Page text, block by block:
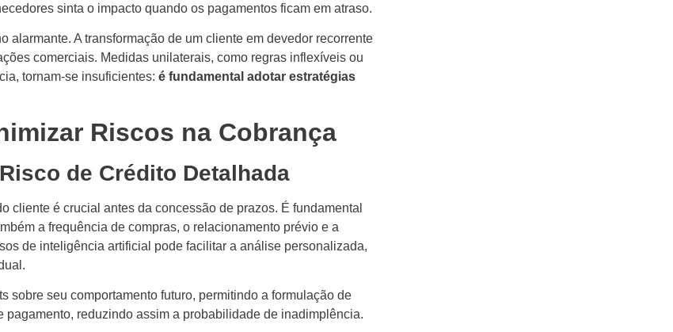
sinta o impacto quando os pagamentos ficam em atraso.
alarmante. A transformação de um cliente em devedor recorrente
comerciais. Medidas unilaterais, como regras inflexíveis ou
tornam-se insuficientes: é fundamental adotar estratégias
Riscos na Cobrança
de Crédito Detalhada
cliente é crucial antes da concessão de prazos. É fundamental
a frequência de compras, o relacionamento prévio e a
de inteligência artificial pode facilitar a análise personalizada,
sobre seu comportamento futuro, permitindo a formulação de
reduzindo assim a probabilidade de inadimplência.